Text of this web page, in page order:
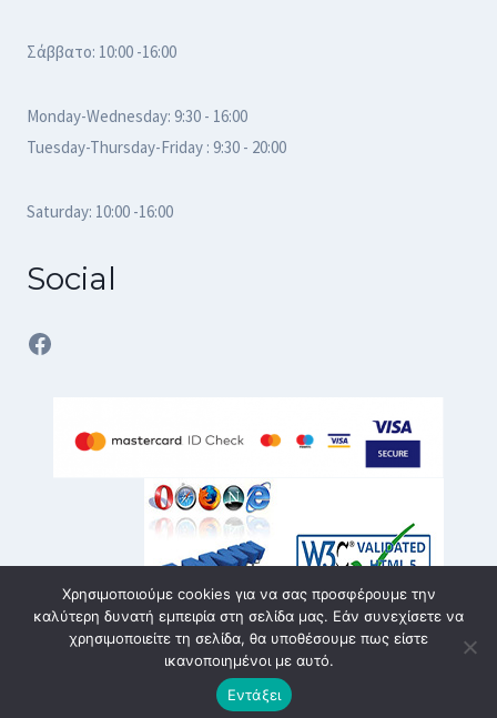
Σάββατο: 10:00 -16:00
Monday-Wednesday: 9:30 - 16:00
Tuesday-Thursday-Friday : 9:30 - 20:00
Saturday: 10:00 -16:00
Social
Facebook
© 2026 karvouniaris - service | All rights reserved | Κατασκευή
SmartWebDesign
Χρησιμοποιούμε cookies για να σας προσφέρουμε την
καλύτερη δυνατή εμπειρία στη σελίδα μας. Εάν συνεχίσετε να
χρησιμοποιείτε τη σελίδα, θα υποθέσουμε πως είστε
ικανοποιημένοι με αυτό.
Εντάξει